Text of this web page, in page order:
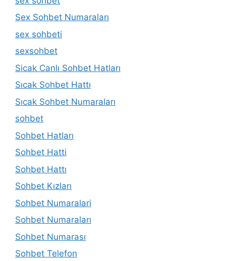
Sex Sohbet Numaraları
sex sohbeti
sexsohbet
Sicak Canlı Sohbet Hatları
Sıcak Sohbet Hattı
Sıcak Sohbet Numaraları
sohbet
Sohbet Hatları
Sohbet Hatti
Sohbet Hattı
Sohbet Kızları
Sohbet Numaralari
Sohbet Numaraları
Sohbet Numarası
Sohbet Telefon